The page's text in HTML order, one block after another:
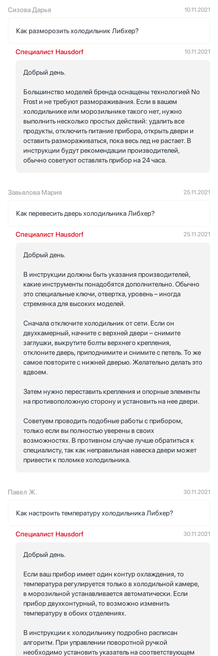
Сизова Дарья 10.11.2021
Как разморозить холодильник Либхер?
Специалист Hausdorf 10.11.2021
Добрый день.
Большинство моделей бренда оснащены технологией No
Frost и не требуют размораживания. Если в вашем
холодильнике или морозильнике такого нет, нужно
выполнить несколько простых действий: удалить все
продукты, отключить питание прибора, открыть двери и
оставить размораживаться, пока весь лед не растает. В
инструкции будут рекомендации производителей,
обычно советуют оставлять прибор на 24 часа.
Завьялова Мария 25.11.2021
Как перевесить дверь холодильника Либхер?
Специалист Hausdorf 25.11.2021
Добрый день.
В инструкции должны быть указания производителей,
какие инструменты понадобятся дополнительно. Обычно
это специальные ключи, отвертка, уровень – иногда
стремянка для высоких моделей.
Сначала отключите холодильник от сети. Если он
двухкамерный, начните с верхней двери – снимите
заглушки, выкрутите болты верхнего крепления,
отклоните дверь, приподнимите и снимите с петель. То же
самое повторите с нижней дверью. Желательно делать это
вдвоем.
Затем нужно переставить крепления и опорные элементы
на противоположную сторону и установить на нее двери.
Советуем проводить подобные работы с прибором,
только если вы полностью уверены в своих
возможностях. В противном случае лучше обратиться к
специалисту, так как неправильная навеска двери может
привести к поломке холодильника.
Павел Ж. 30.11.2021
Как настроить температуру холодильника Либхер?
Специалист Hausdorf 30.11.2021
Добрый день.
Если ваш прибор имеет один контур охлаждения, то
температура регулируется только в холодильной камере,
в морозильной устанавливается автоматически. Если
прибор двухконтурный, то возможно изменить
температуру в обоих отделениях.
В инструкции к холодильнику подробно расписан
алгоритм. При управлении поворотной ручкой
необходимо установить указатель на соответствующем